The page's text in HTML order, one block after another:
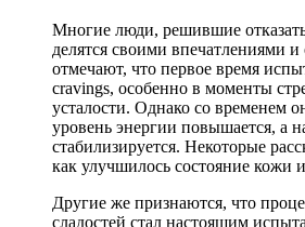
Многие люди, решившие
делятся своими впечатлениями
отмечают, что первое время
cravings, особенно в моменты
усталости. Однако со временем
уровень энергии повышается, а
стабилизируется. Некоторые
как улучшилось состояние кожи
Другие же признаются, что
сладостей стал настоящим